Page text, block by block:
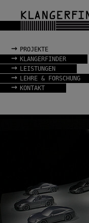
→ PROJEKTE
→ KLANGERFINDER
→ LEISTUNGEN
→ LEHRE & FORSCHUNG
→ KONTAKT